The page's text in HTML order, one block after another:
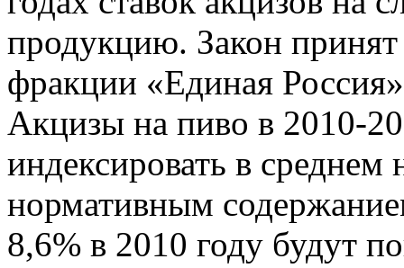
продукцию. Закон
фракции «Единая
Акцизы на пиво в 2010-
индексировать в
нормативным
8,6% в 2010 году будут